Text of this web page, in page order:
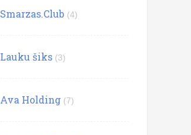
Smarzas.Club (4)
Lauku šiks (3)
Ava Holding (7)